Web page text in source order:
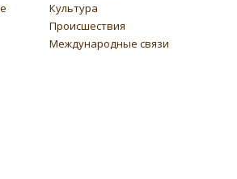
Культура
Происшествия
Международные связи